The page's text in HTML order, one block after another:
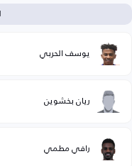
يوسف الحربي
ريان بخشوين
رافي مطمي